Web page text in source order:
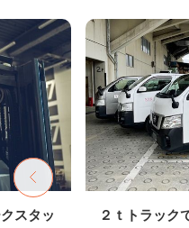
スタッ ２ｔトラック